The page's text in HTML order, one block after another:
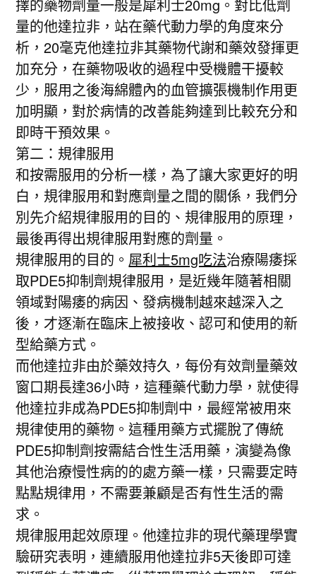
擇的藥物劑量一般是犀利士20mg。對比低劑
量的他達拉非，站在藥代動力學的角度來分
析，20毫克他達拉非其藥物代謝和藥效發揮更
加充分，在藥物吸收的過程中受機體干擾較
少，服用之後海綿體內的血管擴張機制作用更
加明顯，對於病情的改善能夠達到比較充分和
即時干預效果。
第二：規律服用
和按需服用的分析一樣，為了讓大家更好的明
白，規律服用和對應劑量之間的關係，我們分
別先介紹規律服用的目的、規律服用的原理，
最後再得出規律服用對應的劑量。
規律服用的目的。 犀利士5mg吃法治療陽痿採
取PDE5抑制劑規律服用，是近幾年隨著相關
領域對陽痿的病因、發病機制越來越深入之
後，才逐漸在臨床上被接收、認可和使用的新
型給藥方式。
而他達拉非由於藥效持久，每份有效劑量藥效
窗口期長達36小時，這種藥代動力學，就使得
他達拉非成為PDE5抑制劑中，最經常被用來
規律使用的藥物。這種用藥方式擺脫了傳統
PDE5抑制劑按需結合性生活用藥，演變為像
其他治療慢性病的的處方藥一樣，只需要定時
點點規律用，不需要兼顧是否有性生活的需
求。
規律服用起效原理。他達拉非的現代藥理學實
驗研究表明，連續服用他達拉非5天後即可達